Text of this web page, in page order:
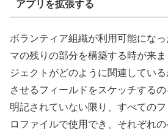
アプリを拡張する
ボランティア組織が利用可能にな
マの残りの部分を構築する時が来
ジェクトがどのように関連してい
させるフィールドをスケッチする
明記されていない限り、すべての
ロファイルで使用でき、それぞれ